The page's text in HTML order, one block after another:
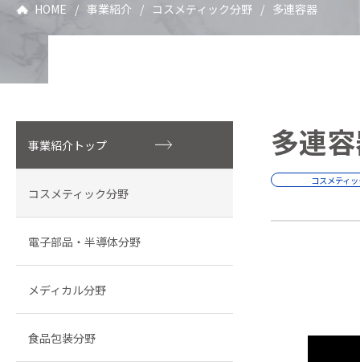
HOME / 事業紹介 / コスメティック分野 / 多連容器
事業紹介トップ
コスメティック分野
電子部品・半導体分野
メディカル分野
食品包装分野
多連
コスメティ